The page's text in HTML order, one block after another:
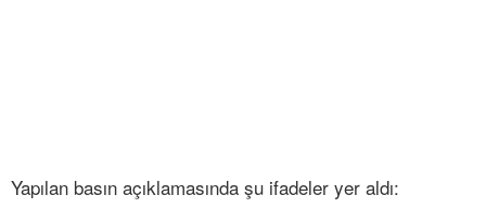
Yapılan basın açıklamasında şu ifadeler yer aldı: